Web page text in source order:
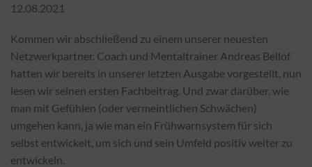
12.08.2021
Kommen wir abschließend zu einem unserer neuesten
Netzwerkpartner. Coach und Mentaltrainer Andreas Bellof
hatten wir bereits in unserer letzten Ausgabe vorgestellt, nun
lesen wir seinen ersten Fachbeitrag. Und zwar darüber, wie
man mit Gefühlen (oder vermeintlichen Schwächen)
umgehen kann, ja wie man ein Frühwarnsystem für sich
selbst entwickelt, um sich und sein Umfeld positiv weiter zu
entwickeln.